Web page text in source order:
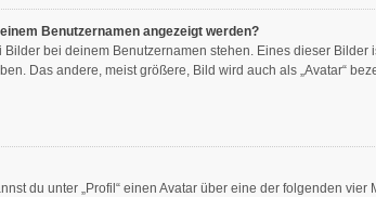
Benutzernamen angezeigt werden?
bei deinem Benutzernamen stehen. Eines dieser
Das andere, meist größere, Bild wird auch als „Avatar“
du unter „Profil“ einen Avatar über eine der folgenden